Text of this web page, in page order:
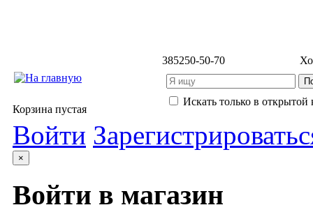
385250-50-70
Искать только в открытой
Корзина пустая
Войти
×
Войти в магазин